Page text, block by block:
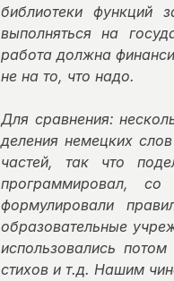
библиотеки функций
выполняться на
работа должна
не на то, что надо.
Для сравнения:
деления немецких
частей, так что
программировал,
формулировали
образовательные
использовались
стихов и т.д. Нашим